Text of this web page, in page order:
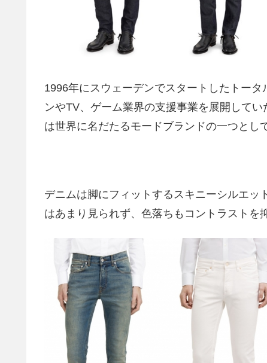
1996年にスウェーデンでスタートしたトー
ンやTV、ゲーム業界の支援事業を展開して
は世界に名だたるモードブランドの一つとし
デニムは脚にフィットするスキニーシルエ
はあまり見られず、色落ちもコントラストを